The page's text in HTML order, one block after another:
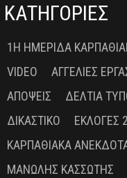
ΚΑΤΗΓΟΡΙΕΣ
1Η ΗΜΕΡΊΔΑ
VIDEO
ΑΓΓΕΛΊΕΣ
ΑΠΌΨΕΙΣ
ΔΕΛΤΊΑ
ΔΙΚΑΣΤΙΚΌ
ΕΚΛΟΓΈΣ
ΚΑΡΠΑΘΙΑΚΆ
ΜΑΝΏΛΗΣ ΚΑΣΣΏΤΗΣ